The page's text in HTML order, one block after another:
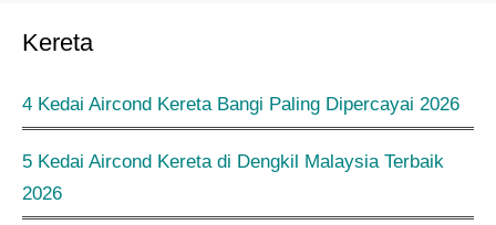
Kereta
4 Kedai Aircond Kereta Bangi Paling Dipercayai 2026
5 Kedai Aircond Kereta di Dengkil Malaysia Terbaik
2026